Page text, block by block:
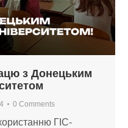
з Донецьким
0 Comments
ГІС-